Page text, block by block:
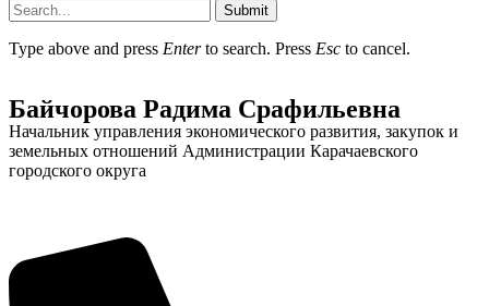
Submit
Type above and press Enterto search. Press Esc to cancel.
Байчорова Радима Срафильевна
Начальник управления экономического развития, закупок и
земельных отношений Администрации Карачаевского
городского округа